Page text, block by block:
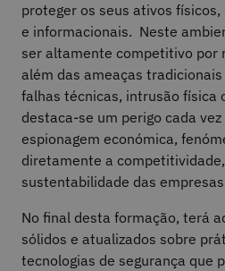
proteger os seus ativos
e informacionais. Neste
ser altamente competitivo por
além das ameaças
falhas técnicas, intrusão física
destaca-se um perigo cada
espionagem económica,
diretamente a
sustentabilidade das
No final desta formação, terá
sólidos e atualizados sobre
tecnologias de segurança que